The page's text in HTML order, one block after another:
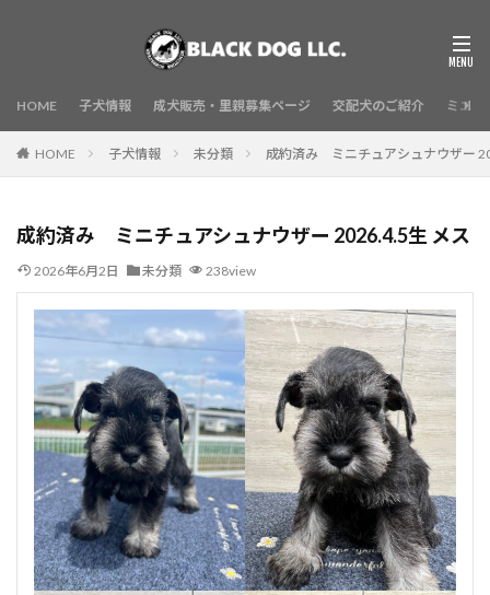
HOME 子犬情報 成犬販売・里親募集ページ 交配犬のご紹介 ミニ
HOME 子犬情報 未分類 成約済み ミニチュアシュナウザー
成約済み ミニチュアシュナウザー 2026.4.5生 メス
2026年6月2日 未分類 238view